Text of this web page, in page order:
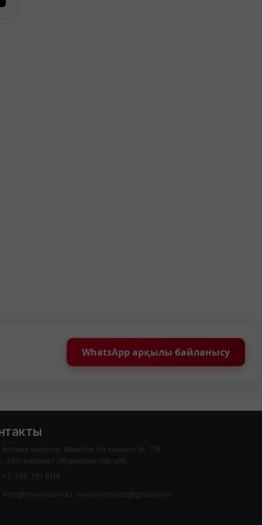
WhatsApp арқылы байланысу
Астана каласы, Менгілік Ел кешесі, 8, 17В
204-кабинет (Журналистер уйі)
+7 705 721 8114
info@newsroom.kz newsroomqaz@gmail.com